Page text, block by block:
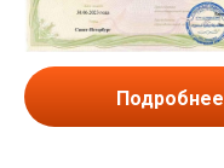
Подробнее